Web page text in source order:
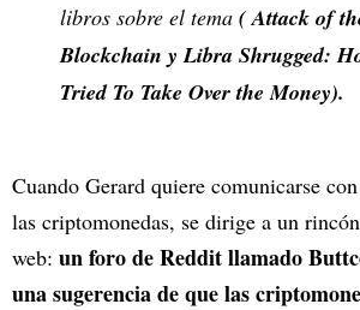
libros sobre el tema ( Attack of
Blockchain y Libra Shrugged:
Tried To Take Over the Money).
Cuando Gerard quiere comunicarse
las criptomonedas, se dirige a un
web: un foro de Reddit llamado
una sugerencia de que las